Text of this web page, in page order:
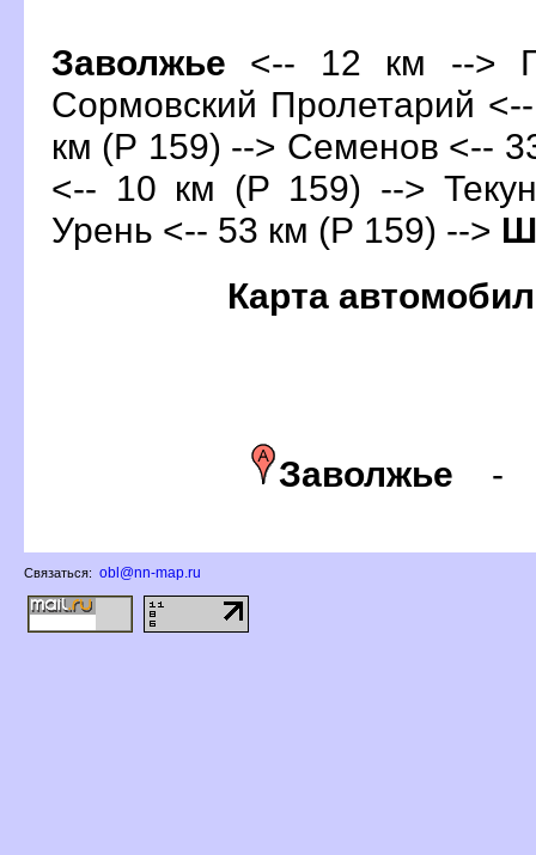
Заволжье <-- 12 км -->
Сормовский Пролетарий
км (Р 159) --> Семенов <--
<-- 10 км (Р 159) -->
Урень <-- 53 км (Р 159) -->
Карта
Заволжье
Связаться: obl@nn-map.ru